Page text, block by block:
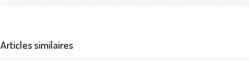
Articles similaires